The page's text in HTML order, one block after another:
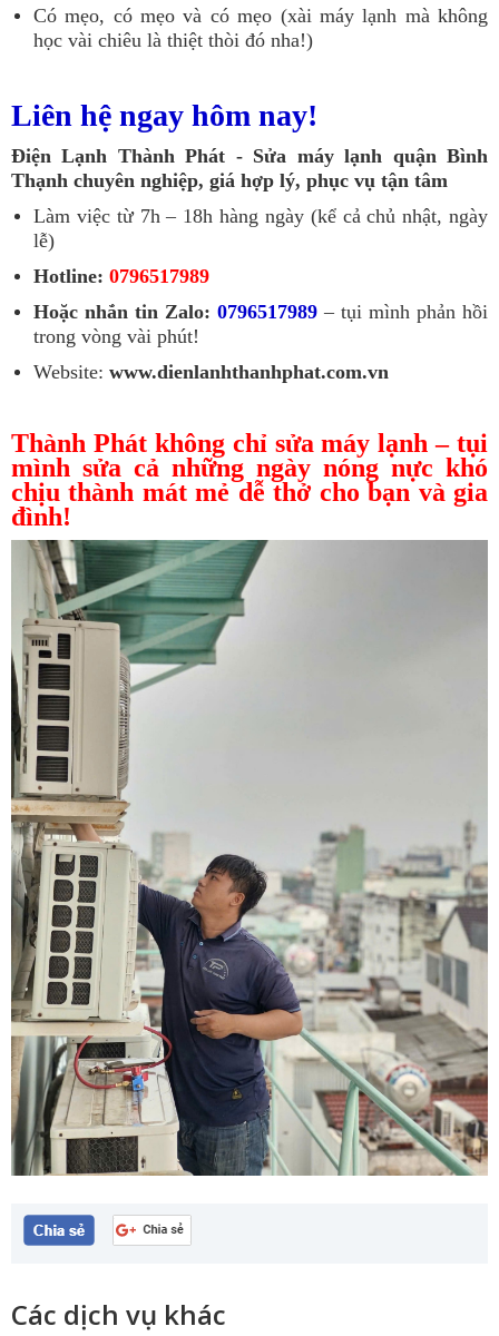
Có mẹo, có mẹo và có mẹo (xài máy lạnh mà không
học vài chiêu là thiệt thòi đó nha!)
Liên hệ ngay hôm nay!
Điện Lạnh Thành Phát - Sửa máy lạnh quận Bình
Thạnh chuyên nghiệp, giá hợp lý, phục vụ tận tâm
Làm việc từ 7h – 18h hàng ngày (kể cả chủ nhật, ngày
lễ)
Hotline: 0796517989
Hoặc nhắn tin Zalo: 0796517989 – tụi mình phản hồi
trong vòng vài phút!
Website: www.dienlanhthanhphat.com.vn
Thành Phát không chỉ sửa máy lạnh – tụi
mình sửa cả những ngày nóng nực khó
chịu thành mát mẻ dễ thở cho bạn và gia
đình!
Các dịch vụ khác